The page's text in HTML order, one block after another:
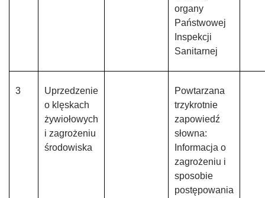
organy
Państwowej
Inspekcji
Sanitarnej
3
Uprzedzenie
o klęskach
żywiołowych
i zagrożeniu
środowiska
Powtarzana
trzykrotnie
zapowiedź
słowna:
Informacja o
zagrożeniu i
sposobie
postępowania